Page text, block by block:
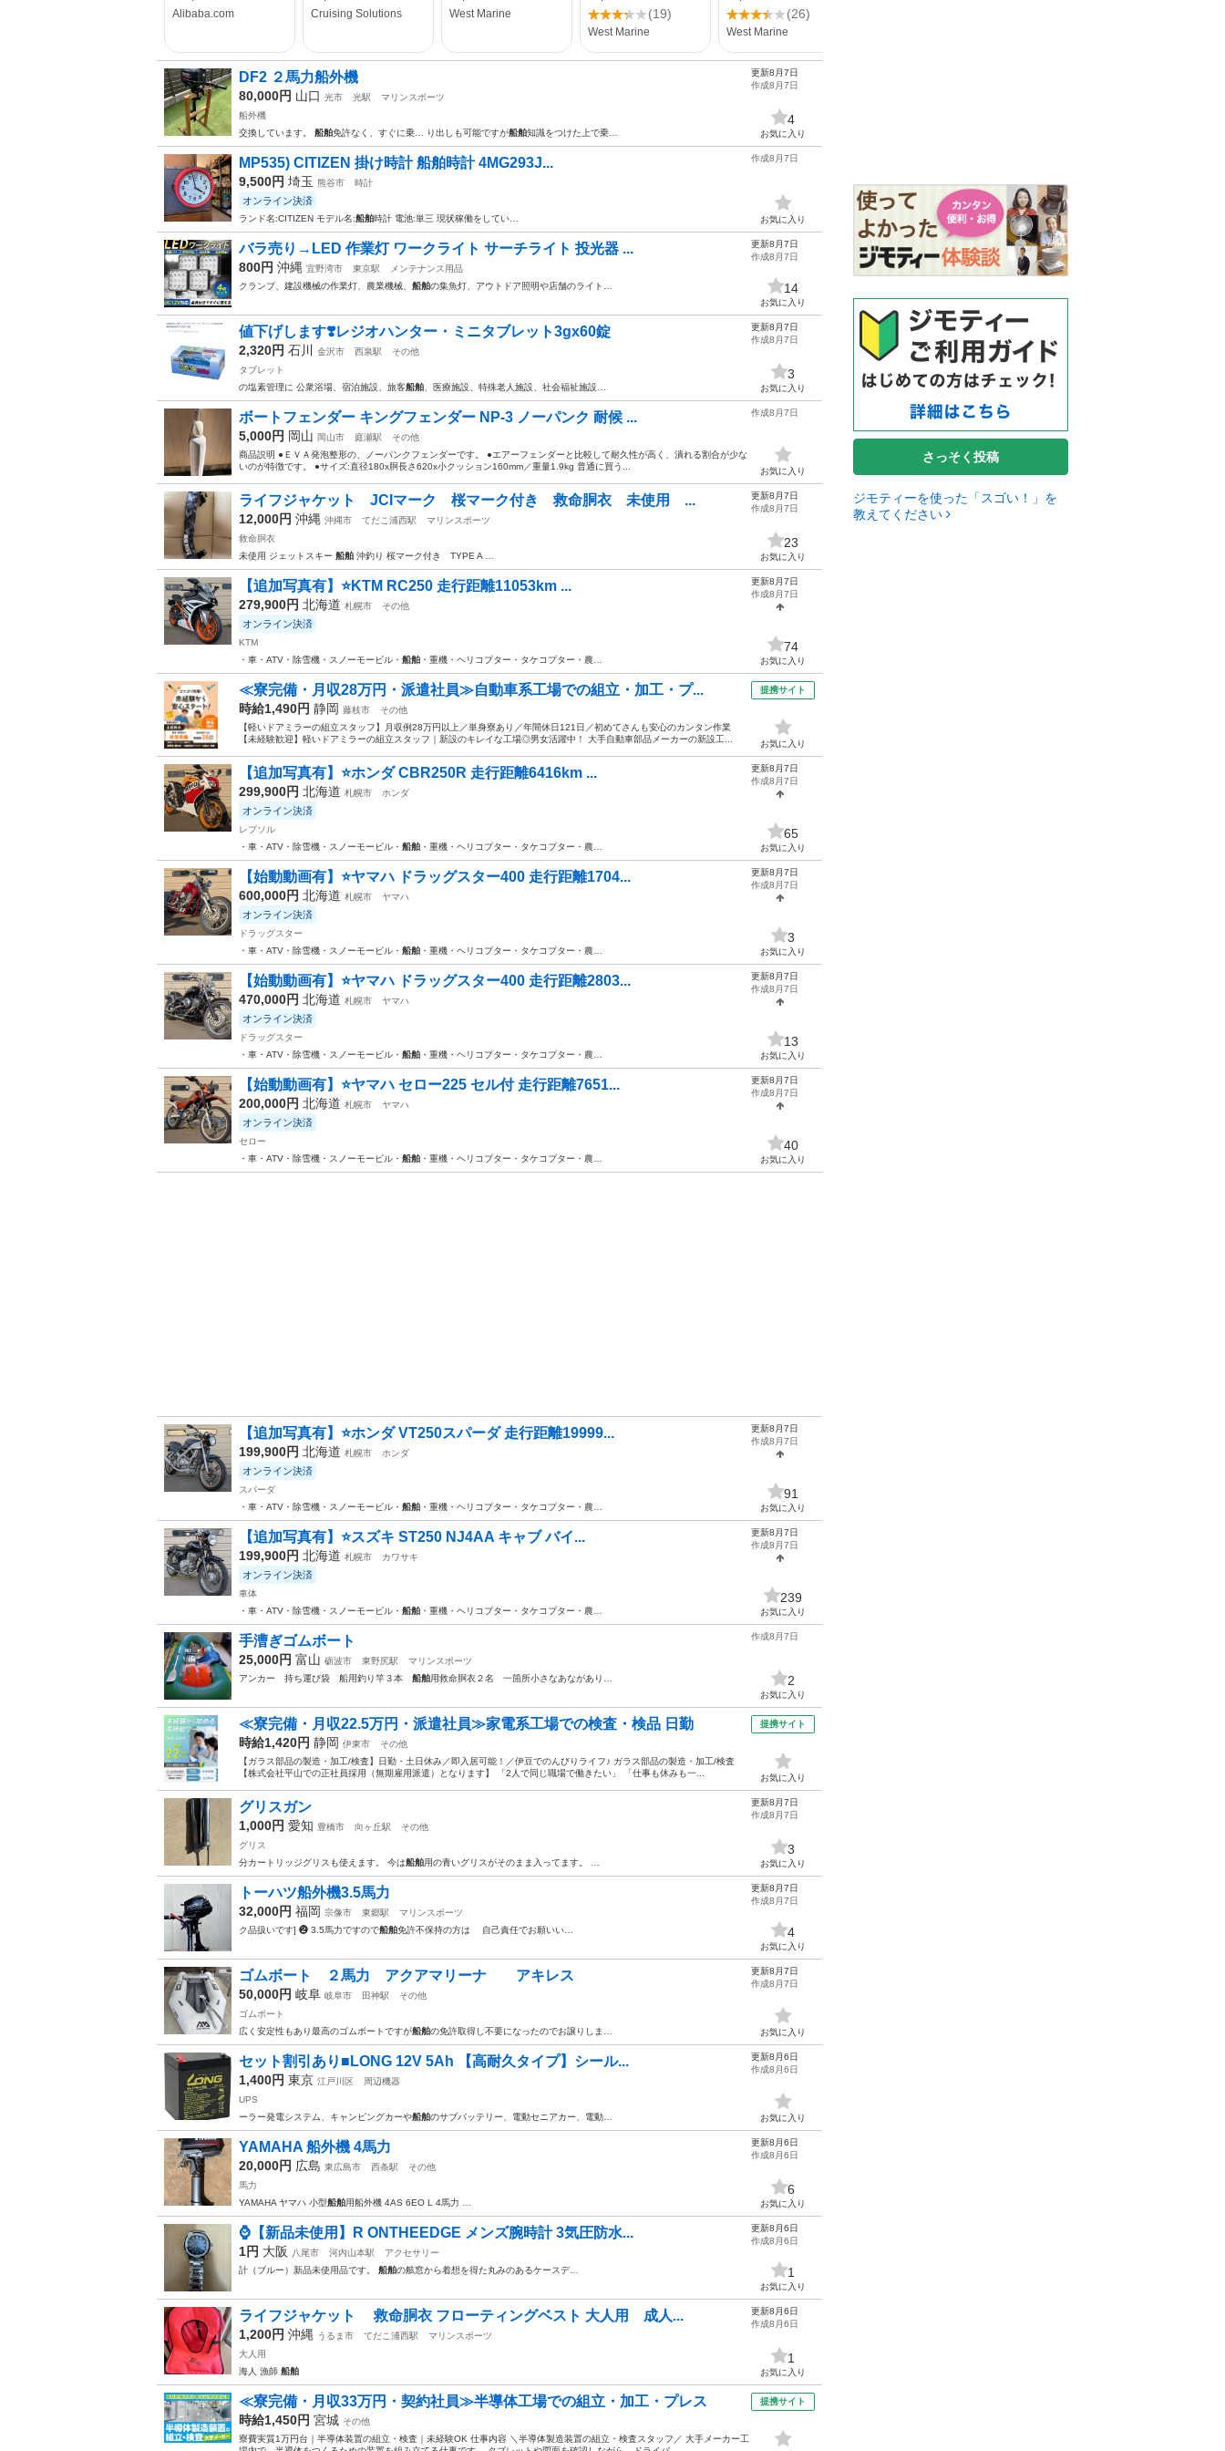
DF2 ２馬力船外機
80,000円 山口 光市 光駅
マリンスポーツ
船外機
交換しています。 船舶免許なく、すぐに乗… り出しも可能ですが船舶知識をつけた上で乗…
更新8月7日
作成8月7日
4
お気に入り
MP535) CITIZEN 掛け時計 船舶時計 4MG293J...
9,500円 埼玉 熊谷市 時計
オンライン決済
ランド名:CITIZEN モデル名:船舶時計 電池:単三 現状稼働をしてい…
作成8月7日
お気に入り
バラ売り→LED 作業灯 ワークライト サーチライト 投光器 ...
800円 沖縄 宜野湾市 東京駅
メンテナンス用品
クランプ、建設機械の作業灯、農業機械、 船舶の集魚灯、アウトドア照明や店舗のライト…
更新8月7日
作成8月7日
14
お気に入り
値下げします❣️レジオハンター・ミニタブレット3gx60錠
2,320円 石川 金沢市 西泉駅
その他
タブレット
の塩素管理に 公衆浴場、宿泊施設、旅客船舶 、医療施設、特殊老人施設、社会福祉施設…
更新8月7日
作成8月7日
3
お気に入り
ボートフェンダー キングフェンダー NP-3 ノーパンク 耐候 ...
5,000円 岡山 岡山市 庭瀬駅
その他
商品説明 ●ＥＶＡ発泡整形の、ノーパンクフェンダーです。 ●エアーフェンダーと比較して耐久性が高く、潰れる割合が少な
いのが特徴です。 ●サイズ:直径180x胴長さ620x小クッション160mm／重量1.9kg 普通に買う...
作成8月7日
お気に入り
ライフジャケット JCIマーク 桜マーク付き 救命胴衣 未使用 ...
12,000円 沖縄 沖縄市 てだこ浦西駅
マリンスポーツ
救命胴衣
未使用 ジェットスキー 船舶 沖釣り 桜マーク付き TYPE A …
更新8月7日
作成8月7日
23
お気に入り
【追加写真有】⭐️KTM RC250 走行距離11053km ...
279,900円 北海道 札幌市 その他
オンライン決済
KTM
・車・ATV・除雪機・スノーモービル・ 船舶 ・重機・ヘリコプター・タケコプター・農…
更新8月7日
作成8月7日
74
お気に入り
≪寮完備・月収28万円・派遣社員≫自動車系工場での組立・加工・プ...
時給1,490円 静岡 藤枝市
その他
【軽いドアミラーの組立スタッフ】月収例28万円以上／単身寮あり／年間休日121日／初めてさんも安心のカンタン作業
【未経験歓迎】軽いドアミラーの組立スタッフ｜新設のキレイな工場◎男女活躍中！ 大手自動車部品メーカーの新設工...
提携サイト
お気に入り
【追加写真有】⭐️ホンダ CBR250R 走行距離6416km ...
299,900円 北海道 札幌市 ホンダ
オンライン決済
レプソル
・車・ATV・除雪機・スノーモービル・ 船舶 ・重機・ヘリコプター・タケコプター・農…
更新8月7日
作成8月7日
65
お気に入り
【始動動画有】⭐️ヤマハ ドラッグスター400 走行距離1704...
600,000円 北海道 札幌市 ヤマハ
オンライン決済
ドラッグスター
・車・ATV・除雪機・スノーモービル・ 船舶 ・重機・ヘリコプター・タケコプター・農…
更新8月7日
作成8月7日
3
お気に入り
【始動動画有】⭐️ヤマハ ドラッグスター400 走行距離2803...
470,000円 北海道 札幌市 ヤマハ
オンライン決済
ドラッグスター
・車・ATV・除雪機・スノーモービル・ 船舶 ・重機・ヘリコプター・タケコプター・農…
更新8月7日
作成8月7日
13
お気に入り
【始動動画有】⭐️ヤマハ セロー225 セル付 走行距離7651...
200,000円 北海道 札幌市 ヤマハ
オンライン決済
セロー
・車・ATV・除雪機・スノーモービル・ 船舶 ・重機・ヘリコプター・タケコプター・農…
更新8月7日
作成8月7日
40
お気に入り
【追加写真有】⭐️ホンダ VT250スパーダ 走行距離19999...
199,900円 北海道 札幌市 ホンダ
オンライン決済
スパーダ
・車・ATV・除雪機・スノーモービル・ 船舶 ・重機・ヘリコプター・タケコプター・農…
更新8月7日
作成8月7日
91
お気に入り
【追加写真有】⭐️スズキ ST250 NJ4AA キャブ バイ...
199,900円 北海道 札幌市 カワサキ
オンライン決済
車体
・車・ATV・除雪機・スノーモービル・ 船舶 ・重機・ヘリコプター・タケコプター・農…
更新8月7日
作成8月7日
239
お気に入り
手漕ぎゴムボート
25,000円 富山 砺波市 東野尻駅
マリンスポーツ
アンカー 持ち運び袋 船用釣り竿３本 船舶用救命胴衣２名 一箇所小さなあながあり…
作成8月7日
2
お気に入り
≪寮完備・月収22.5万円・派遣社員≫家電系工場での検査・検品 日勤
時給1,420円 静岡 伊東市
その他
【ガラス部品の製造・加工/検査】日勤・土日休み／即入居可能！／伊豆でのんびりライフ♪ ガラス部品の製造・加工/検査
【株式会社平山での正社員採用（無期雇用派遣）となります】 「2人で同じ職場で働きたい」 「仕事も休みも一...
提携サイト
お気に入り
グリスガン
1,000円 愛知 豊橋市 向ヶ丘駅
その他
グリス
分カートリッジグリスも使えます。 今は船舶用の青いグリスがそのまま入ってます。 …
更新8月7日
作成8月7日
3
お気に入り
トーハツ船外機3.5馬力
32,000円 福岡 宗像市 東郷駅
マリンスポーツ
ク品扱いです] ❷ 3.5馬力ですので船舶免許不保持の方は 自己責任でお願いい…
更新8月7日
作成8月7日
4
お気に入り
ゴムボート ２馬力 アクアマリーナ アキレス
50,000円 岐阜 岐阜市 田神駅
その他
ゴムボート
広く安定性もあり最高のゴムボートですが船舶の免許取得し不要になったのでお譲りしま…
更新8月7日
作成8月7日
お気に入り
セット割引あり■LONG 12V 5Ah 【高耐久タイプ】シール...
1,400円 東京 江戸川区
周辺機器
UPS
ーラー発電システム、キャンピングカーや船舶のサブバッテリー、電動セニアカー、電動…
更新8月6日
作成8月6日
お気に入り
YAMAHA 船外機 4馬力
20,000円 広島 東広島市 西条駅
その他
馬力
YAMAHA ヤマハ 小型船舶用船外機 4AS 6EO L 4馬力 …
更新8月6日
作成8月6日
6
お気に入り
⌚【新品未使用】R ONTHEEDGE メンズ腕時計 3気圧防水...
1円 大阪 八尾市 河内山本駅
アクセサリー
計（ブルー）新品未使用品です。 船舶の舷窓から着想を得た丸みのあるケースデ…
更新8月6日
作成8月6日
1
お気に入り
ライフジャケット 救命胴衣 フローティングベスト 大人用 成人...
1,200円 沖縄 うるま市 てだこ浦西駅
マリンスポーツ
大人用
海人 漁師 船舶
更新8月6日
作成8月6日
1
お気に入り
≪寮完備・月収33万円・契約社員≫半導体工場での組立・加工・プレス
時給1,450円 宮城 その他
寮費実質1万円台｜半導体装置の組立・検査｜未経験OK 仕事内容 ＼半導体製造装置の組立・検査スタッフ／ 大手メーカー工
提携サイト
さっそく投稿
ジモティーを使った「スゴい！」を
教えてください